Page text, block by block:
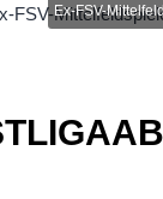
Ex-FSV-